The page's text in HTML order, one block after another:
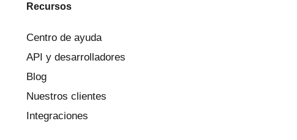
Recursos
Centro de ayuda
API y desarrolladores
Blog
Nuestros clientes
Integraciones